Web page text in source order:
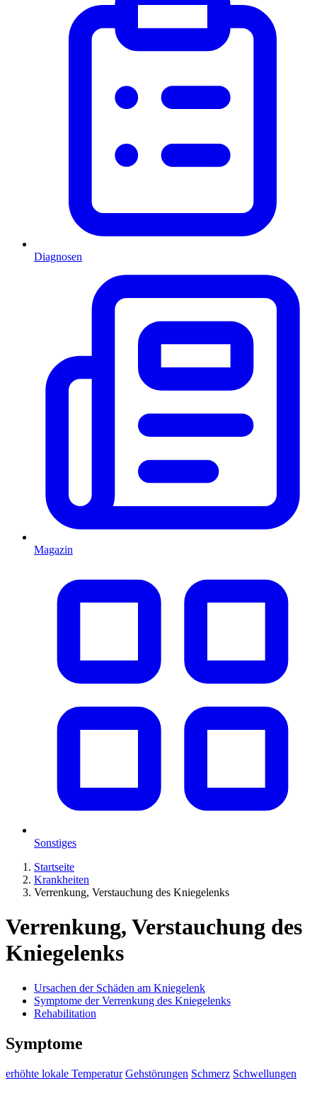
Diagnosen
Magazin
Sonstiges
Startseite
Krankheiten
Verrenkung, Verstauchung des Kniegelenks
Verrenkung, Verstauchung des
Kniegelenks
Ursachen der Schäden am Kniegelenk
Symptome der Verrenkung des Kniegelenks
Rehabilitation
Symptome
erhöhte lokale Temperatur Gehstörungen Schmerz Schwellungen